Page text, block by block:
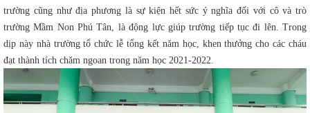
trường cũng như địa phương là sự kiện hết sức ý nghĩa đối với cô và trò
trường Mầm Non Phú Tân, là động lực giúp trường tiếp tục đi lên. Trong
dịp này nhà trường tổ chức lễ tổng kết năm học, khen thưởng cho các cháu
đạt thành tích chăm ngoan trong năm học 2021-2022.